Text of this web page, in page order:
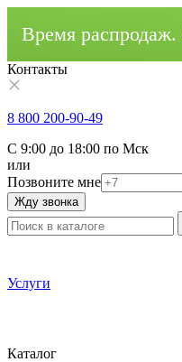
Время
Контакты
8 800 200-90-49
С 9:00 до 18:00 по Мск
или
Позвоните мне
Жду звонка
Услуги
Каталог